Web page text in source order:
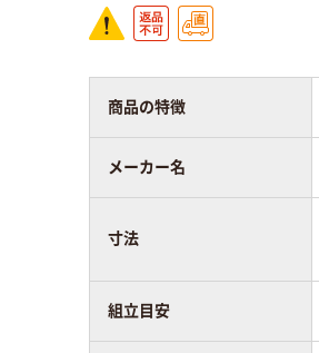
商品の特徴
メーカー名
寸法
組立目安